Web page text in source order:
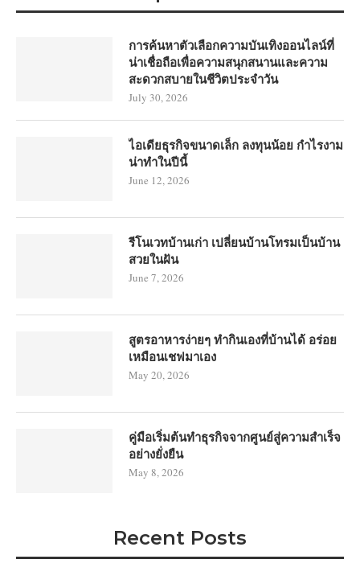
การค้นหาตัวเลือกความบันเทิงออนไลน์ที่
น่าเชื่อถือเพื่อความสนุกสนานและความ
สะดวกสบายในชีวิตประจำวัน
July 30, 2026
ไอเดียธุรกิจขนาดเล็ก ลงทุนน้อย กำไรงาม
น่าทำในปีนี้
June 12, 2026
รีโนเวทบ้านเก่า เปลี่ยนบ้านโทรมเป็นบ้าน
สวยในฝัน
June 7, 2026
สูตรอาหารง่ายๆ ทำกินเองที่บ้านได้ อร่อย
เหมือนเชฟมาเอง
May 20, 2026
คู่มือเริ่มต้นทำธุรกิจจากศูนย์สู่ความสำเร็จ
อย่างยั่งยืน
May 8, 2026
Recent Posts